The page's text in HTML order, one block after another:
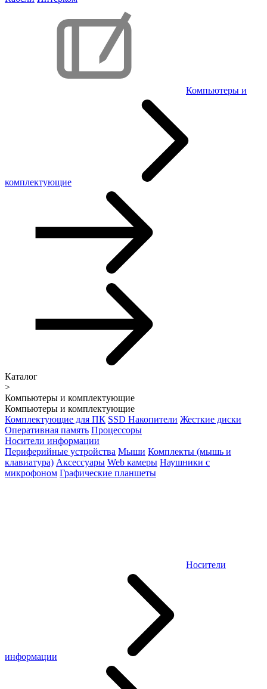
Компьютеры и
комплектующие
Каталог
>
Компьютеры и комплектующие
Компьютеры и комплектующие
Комплектующие для ПК SSD Накопители Жесткие диски
Оперативная память Процессоры
Носители информации
Периферийные устройства Мыши Комплекты (мышь и
клавиатура) Аксессуары Web камеры Наушники с
микрофоном Графические планшеты
Носители
информации